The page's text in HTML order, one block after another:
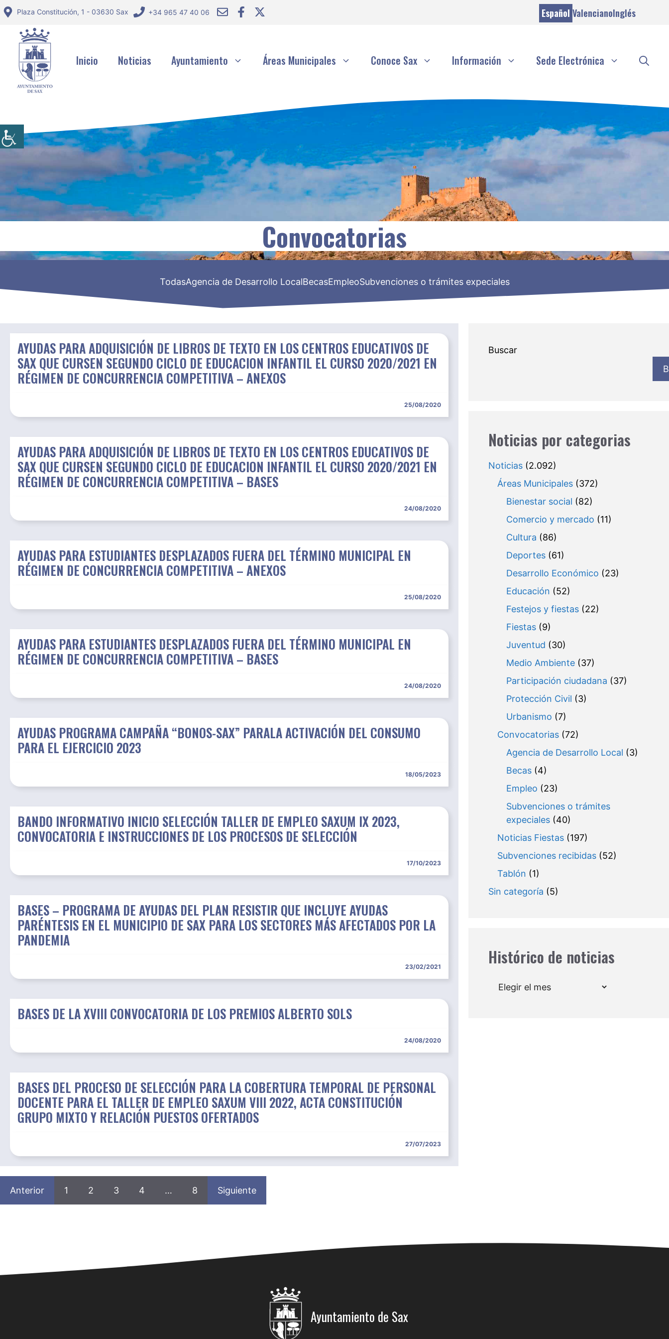
Saltar
contenido
Plaza Constitución, 1 - 03630 Sax +34 965 47 40 06 Español ValencianoInglés
Inicio Noticias Ayuntamiento Áreas Municipales Conoce Sax Información Sede Electrónica
Convocatorias
TodasAgencia de Desarrollo LocalBecasEmpleoSubvenciones o trámites expeciales
AYUDAS PARA ADQUISICIÓN DE LIBROS DE TEXTO EN LOS CENTROS EDUCATIVOS DE
SAX QUE CURSEN SEGUNDO CICLO DE EDUCACION INFANTIL EL CURSO 2020/2021 EN
RÉGIMEN DE CONCURRENCIA COMPETITIVA – ANEXOS
25/08/2020
AYUDAS PARA ADQUISICIÓN DE LIBROS DE TEXTO EN LOS CENTROS EDUCATIVOS DE
SAX QUE CURSEN SEGUNDO CICLO DE EDUCACION INFANTIL EL CURSO 2020/2021 EN
RÉGIMEN DE CONCURRENCIA COMPETITIVA – BASES
24/08/2020
AYUDAS PARA ESTUDIANTES DESPLAZADOS FUERA DEL TÉRMINO MUNICIPAL EN
RÉGIMEN DE CONCURRENCIA COMPETITIVA – ANEXOS
25/08/2020
AYUDAS PARA ESTUDIANTES DESPLAZADOS FUERA DEL TÉRMINO MUNICIPAL EN
RÉGIMEN DE CONCURRENCIA COMPETITIVA – BASES
24/08/2020
AYUDAS PROGRAMA CAMPAÑA “BONOS-SAX” PARALA ACTIVACIÓN DEL CONSUMO
PARA EL EJERCICIO 2023
18/05/2023
BANDO INFORMATIVO INICIO SELECCIÓN TALLER DE EMPLEO SAXUM IX 2023,
CONVOCATORIA E INSTRUCCIONES DE LOS PROCESOS DE SELECCIÓN
17/10/2023
BASES – PROGRAMA DE AYUDAS DEL PLAN RESISTIR QUE INCLUYE AYUDAS
PARÉNTESIS EN EL MUNICIPIO DE SAX PARA LOS SECTORES MÁS AFECTADOS POR LA
PANDEMIA
23/02/2021
BASES DE LA XVIII CONVOCATORIA DE LOS PREMIOS ALBERTO SOLS
24/08/2020
BASES DEL PROCESO DE SELECCIÓN PARA LA COBERTURA TEMPORAL DE PERSONAL
DOCENTE PARA EL TALLER DE EMPLEO SAXUM VIII 2022, ACTA CONSTITUCIÓN
GRUPO MIXTO Y RELACIÓN PUESTOS OFERTADOS
27/07/2023
Anterior 1 2 3 4 … 8 Siguiente
Buscar
Noticias por categorias
Noticias(2.092)
Áreas Municipales(372)
Bienestar social (82)
Comercio y mercado (11)
Cultura (86)
Deportes(61)
Desarrollo Económico (23)
Educación (52)
Festejos y fiestas(22)
Fiestas(9)
Juventud (30)
Medio Ambiente(37)
Participación ciudadana (37)
Protección Civil (3)
Urbanismo (7)
Convocatorias(72)
Agencia de Desarrollo Local (3)
Becas(4)
Empleo (23)
Subvenciones o trámites
expeciales(40)
Noticias Fiestas(197)
Subvenciones recibidas(52)
Tablón (1)
Sin categoría (5)
Histórico de noticias
Archivos
Ayuntamiento de Sax